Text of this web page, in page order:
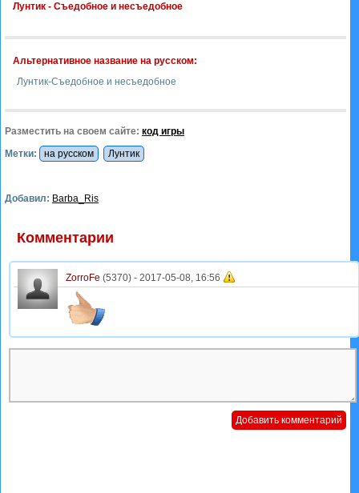
Лунтик - Съедобное и несъедобное
Альтернативное название на русском:
Лунтик-Съедобное и несъедобное
Разместить на своем сайте: код игры
Метки:
на русском Лунтик
Добавил: Barba_Ris
Комментарии
ZorroFe (5370) - 2017-05-08, 16:56